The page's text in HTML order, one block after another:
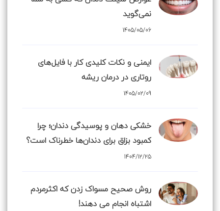
نمی‌گوید
1405/05/06
ایمنی و نکات کلیدی کار با فایل‌های
روتاری در درمان ریشه
1405/02/09
خشکی دهان و پوسیدگی دندان؛ چرا
کمبود بزاق برای دندان‌ها خطرناک است؟
1404/12/25
روش صحیح مسواک زدن که اکثرمردم
اشتباه انجام می دهند!